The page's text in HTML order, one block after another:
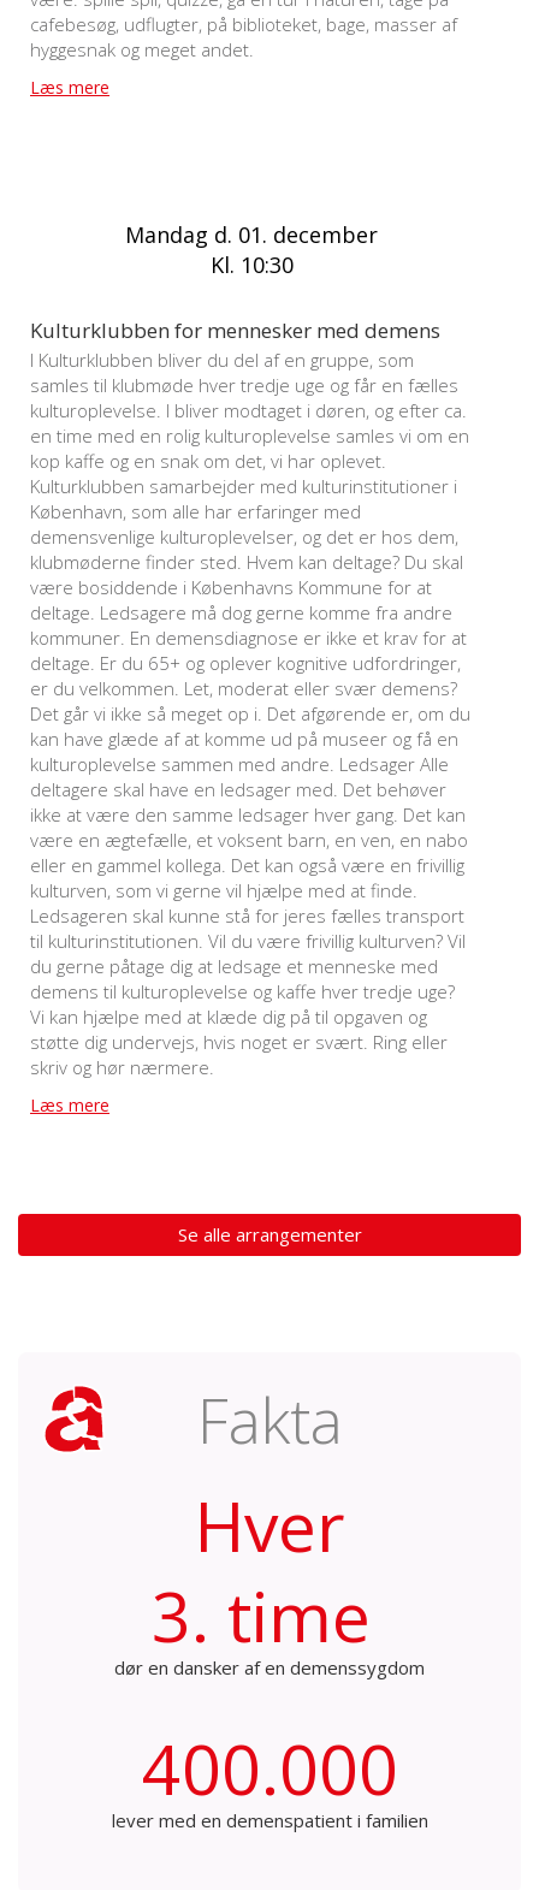
cafebesøg, udflugter, på biblioteket, bage, masser af
hyggesnak og meget andet.
Læs mere
Mandag d. 01. december
Kl. 10:30
Kulturklubben for mennesker med demens
I Kulturklubben bliver du del af en gruppe, som
samles til klubmøde hver tredje uge og får en fælles
kulturoplevelse. I bliver modtaget i døren, og efter ca.
en time med en rolig kulturoplevelse samles vi om en
kop kaffe og en snak om det, vi har oplevet.
Kulturklubben samarbejder med kulturinstitutioner i
København, som alle har erfaringer med
demensvenlige kulturoplevelser, og det er hos dem,
klubmøderne finder sted. Hvem kan deltage? Du skal
være bosiddende i Københavns Kommune for at
deltage. Ledsagere må dog gerne komme fra andre
kommuner. En demensdiagnose er ikke et krav for at
deltage. Er du 65+ og oplever kognitive udfordringer,
er du velkommen. Let, moderat eller svær demens?
Det går vi ikke så meget op i. Det afgørende er, om du
kan have glæde af at komme ud på museer og få en
kulturoplevelse sammen med andre. Ledsager Alle
deltagere skal have en ledsager med. Det behøver
ikke at være den samme ledsager hver gang. Det kan
være en ægtefælle, et voksent barn, en ven, en nabo
eller en gammel kollega. Det kan også være en frivillig
kulturven, som vi gerne vil hjælpe med at finde.
Ledsageren skal kunne stå for jeres fælles transport
til kulturinstitutionen. Vil du være frivillig kulturven? Vil
du gerne påtage dig at ledsage et menneske med
demens til kulturoplevelse og kaffe hver tredje uge?
Vi kan hjælpe med at klæde dig på til opgaven og
støtte dig undervejs, hvis noget er svært. Ring eller
skriv og hør nærmere.
Læs mere
Se alle arrangementer
Fakta
Hver
3. time
dør en dansker af en demenssygdom
400.000
lever med en demenspatient i familien